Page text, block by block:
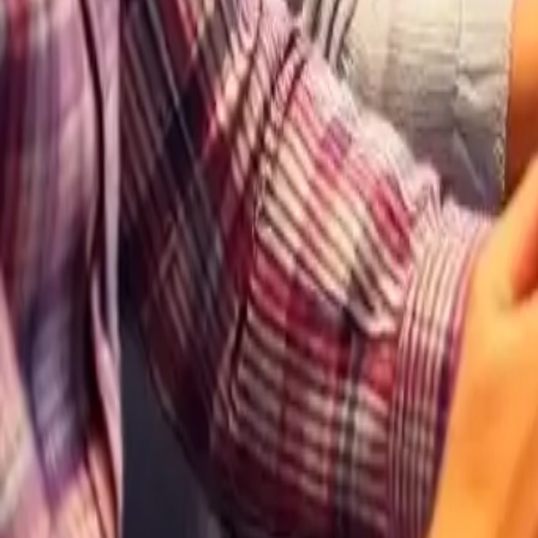
Die komplexe Welt der